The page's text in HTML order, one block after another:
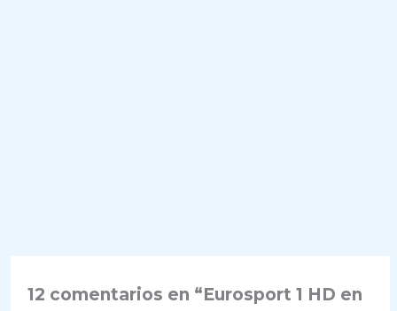
12 comentarios en “Eurosport 1 HD en